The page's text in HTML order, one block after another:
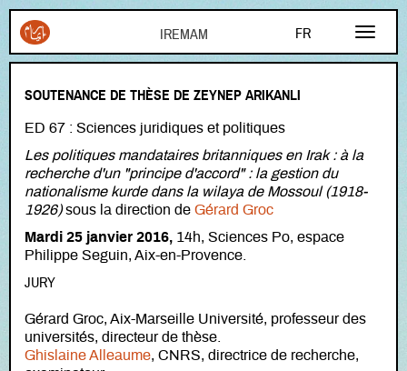
FR
EN
AR
Aller au contenu principal
SOUTENANCE DE THÈSE DE ZEYNEP ARIKANLI
ED 67 : Sciences juridiques et politiques
Les politiques mandataires britanniques en Irak : à la
recherche d'un "principe d'accord" : la gestion du
nationalisme kurde dans la wilaya de Mossoul (1918-
1926)sous la direction de Gérard Groc
Mardi 25 janvier 2016, 14h, Sciences Po, espace
Philippe Seguin, Aix-en-Provence.
JURY
Gérard Groc, Aix-Marseille Université, professeur des
universités, directeur de thèse.
Ghislaine Alleaume, CNRS, directrice de recherche,